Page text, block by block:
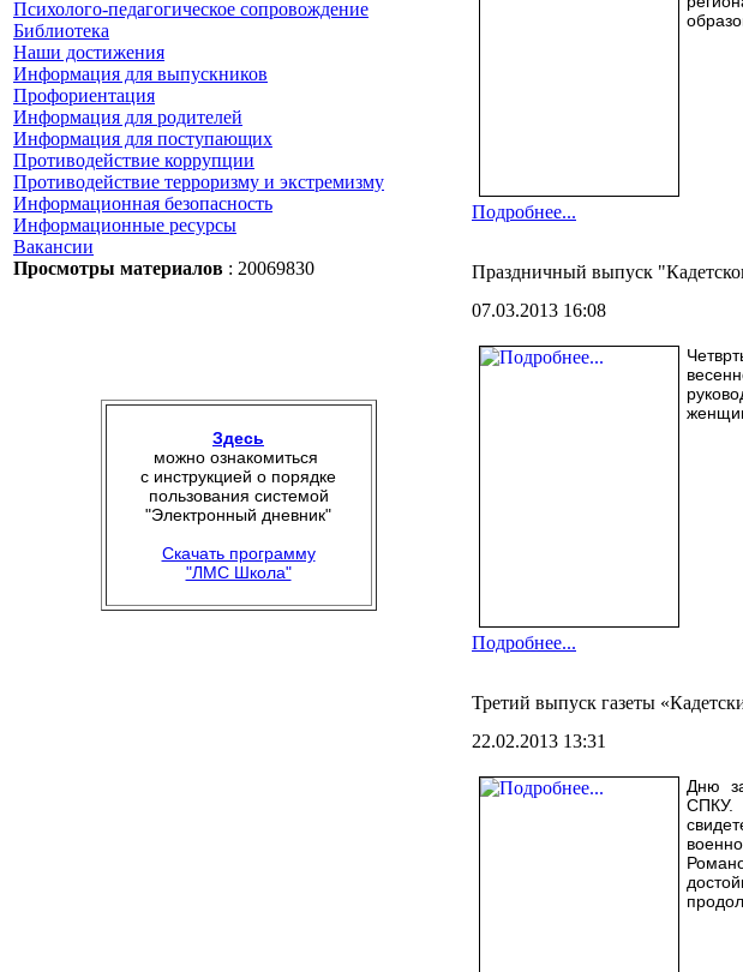
Психолого-педагогическое сопровождение
Библиотека
Наши достижения
Информация для выпускников
Профориентация
Информация для родителей
Информация для поступающих
Противодействие коррупции
Противодействие терроризму и экстремизму
Информационная безопасность
Информационные ресурсы
Вакансии
Просмотры материалов : 20069830
Здесь
можно ознакомиться
с инструкцией о порядке
пользования системой
"Электронный дневник"
Скачать программу
"ЛМС Школа"
Подробнее...
Праздничный выпуск
07.03.2013 16:08
Подробнее...
Третий выпуск газеты
22.02.2013 13:31
Дню
СПКУ.